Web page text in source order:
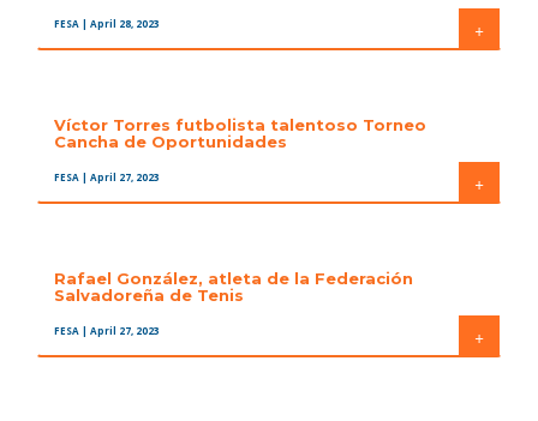
FESA | April 28, 2023 +
Víctor Torres futbolista talentoso Torneo
Cancha de Oportunidades
FESA | April 27, 2023 +
Rafael González, atleta de la Federación
Salvadoreña de Tenis
FESA | April 27, 2023 +